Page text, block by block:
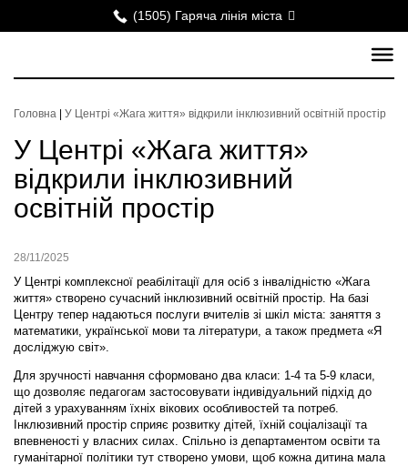
(1505) Гаряча лінія міста
Головна У Центрі «Жага життя» відкрили інклюзивний освітній простір
У Центрі «Жага життя»
відкрили інклюзивний
освітній простір
28/11/2025
У Центрі комплексної реабілітації для осіб з інвалідністю «Жага
життя» створено сучасний інклюзивний освітній простір. На базі
Центру тепер надаються послуги вчителів зі шкіл міста: заняття з
математики, української мови та літератури, а також предмета «Я
досліджую світ».
Для зручності навчання сформовано два класи: 1-4 та 5-9 класи,
що дозволяє педагогам застосовувати індивідуальний підхід до
дітей з урахуванням їхніх вікових особливостей та потреб.
Інклюзивний простір сприяє розвитку дітей, їхній соціалізації та
впевненості у власних силах. Спільно із департаментом освіти та
гуманітарної політики тут створено умови, щоб кожна дитина мала